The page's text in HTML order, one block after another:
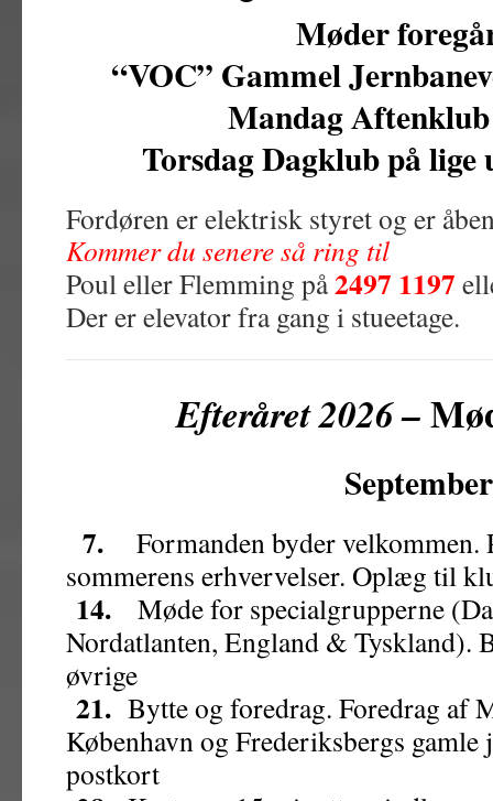
Møder
“VOC” Gammel
Mandag Aftenklub
Torsdag Dagklub på lige
Fordøren er elektrisk styret og er
Kommer du senere så ring til
Poul eller Flemming på2497 1197
Der er elevator fra gang i stueetage.
Efteråret 2026 –
September
7. Formanden byder velkommen.
sommerens erhvervelser. Oplæg til
14. Møde for specialgrupperne
Nordatlanten, England & Tyskland).
øvrige
21. Bytte og foredrag. Foredrag af
København og Frederiksbergs
postkort